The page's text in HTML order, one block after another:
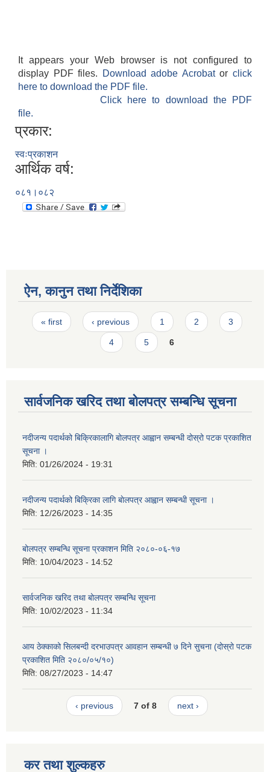
It appears your Web browser is not configured to
display PDF files.
Download adobe Acrobatorclick
here to download the PDF file.
Click here to download the PDF
file.
प्रकार:
स्वःप्रकाशन
आर्थिक वर्ष:
०८१।०८२
ऐन, कानुन तथा निर्देशिका
Pages
« first ‹ previous 1 2 3
4 5 6
सार्वजनिक खरिद तथा बोलपत्र सम्बन्धि सूचना
नदीजन्य पदार्थको बिक्रिकालागि बोलपत्र आह्वान सम्बन्धी दोस्रो पटक प्रकाशित
सूचना ।
मिति: 01/26/2024 - 19:31
नदीजन्य पदार्थको बिक्रिका लागि बाेलपत्र आह्वान सम्बन्धी सूचना ।
मिति: 12/26/2023 - 14:35
बोलपत्र सम्बन्धि सूचना प्रकाशन मिति २०८०-०६-१७
मिति: 10/04/2023 - 14:52
सार्वजनिक खरिद तथा बोलपत्र सम्बन्धि सूचना
मिति: 10/02/2023 - 11:34
आय ठेक्काको सिलबन्दी दरभाउपत्र आवहान सम्बन्धी ७ दिने सुचना (दोस्रो पटक
प्रकाशित मिति २०८०/०५/१०)
मिति: 08/27/2023 - 14:47
‹ previous 7 of 8 next ›
कर तथा शुल्कहरु